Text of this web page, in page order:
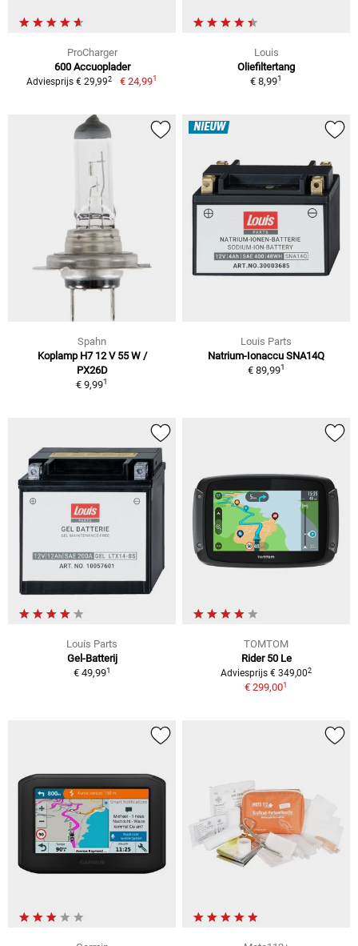
ProCharger
600 Accuoplader
Adviesprijs € 29,992 € 24,991
Louis
Oliefiltertang
€ 8,991
Spahn
Koplamp H7 12 V 55 W /
PX26D
€ 9,991
NIEUW
Louis Parts
Natrium-Ionaccu SNA14Q
€ 89,991
Louis Parts
Gel-Batterij
€ 49,991
TOMTOM
Rider 50 Le
Adviesprijs € 349,002
€ 299,001